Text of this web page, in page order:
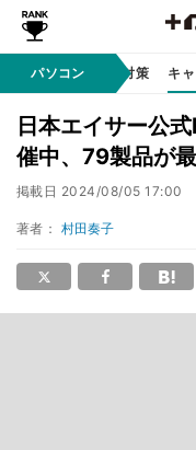
パソコン
セキュリティ対策 キ
日本エイサー公
催中、79製品が
掲載日 2024/08/05 17:00
著者： 村田奏子